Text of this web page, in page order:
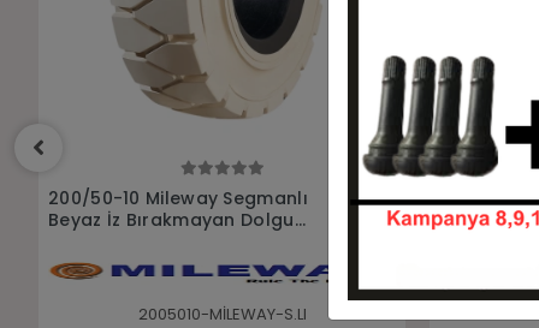
200/50-10 Rubberkıng Premıum
Beyaz Dolgu Sekmanlı Forklift
2005010-FBD2005010C
200/50-10